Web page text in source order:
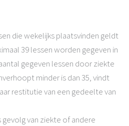
die wekelijks plaatsvinden geldt
39 lessen worden gegeven in
gegeven lessen door ziekte
minder is dan 35, vindt
restitutie van een gedeelte van
gevolg van ziekte of andere